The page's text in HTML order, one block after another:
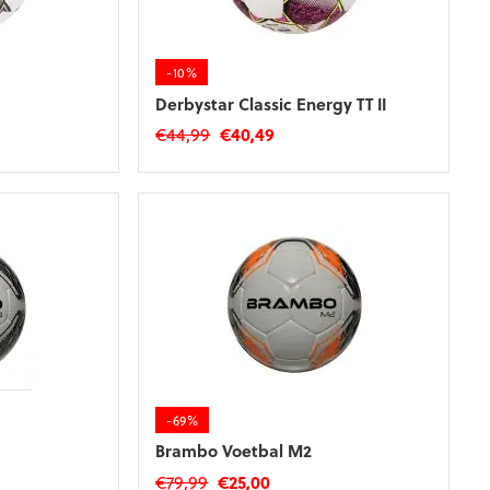
-10%
Derbystar Classic Energy TT II
€44,99 Oorspronkelijke
was:
€40,49Huidige
is:
-69%
Brambo Voetbal M2
€79,99 Oorspronkelijke
€25,00Huidige